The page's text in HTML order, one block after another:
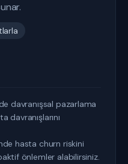
davranışsal pazarlama
davranışlarını
hasta churn riskini
önlemler alabilirsiniz.